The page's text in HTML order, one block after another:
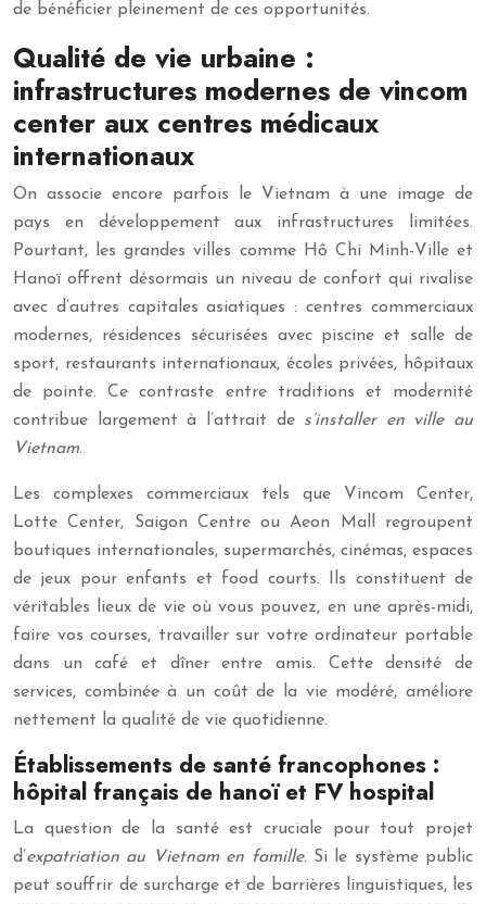
de bénéficier pleinement de ces opportunités.
Qualité de vie urbaine :
infrastructures modernes de vincom
center aux centres médicaux
internationaux
On associe encore parfois le Vietnam à une image de
pays en développement aux infrastructures limitées.
Pourtant, les grandes villes comme Hô Chi Minh-Ville et
Hanoï offrent désormais un niveau de confort qui rivalise
avec d’autres capitales asiatiques : centres commerciaux
modernes, résidences sécurisées avec piscine et salle de
sport, restaurants internationaux, écoles privées, hôpitaux
de pointe. Ce contraste entre traditions et modernité
contribue largement à l’attrait de s’installer en ville au
Vietnam.
Les complexes commerciaux tels que Vincom Center,
Lotte Center, Saigon Centre ou Aeon Mall regroupent
boutiques internationales, supermarchés, cinémas, espaces
de jeux pour enfants et food courts. Ils constituent de
véritables lieux de vie où vous pouvez, en une après-midi,
faire vos courses, travailler sur votre ordinateur portable
dans un café et dîner entre amis. Cette densité de
services, combinée à un coût de la vie modéré, améliore
nettement la qualité de vie quotidienne.
Établissements de santé francophones :
hôpital français de hanoï et FV hospital
La question de la santé est cruciale pour tout projet
d’expatriation au Vietnam en famille. Si le système public
peut souffrir de surcharge et de barrières linguistiques, les